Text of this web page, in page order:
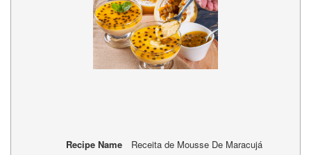
Recipe Name
Receita de Mousse De Maracujá